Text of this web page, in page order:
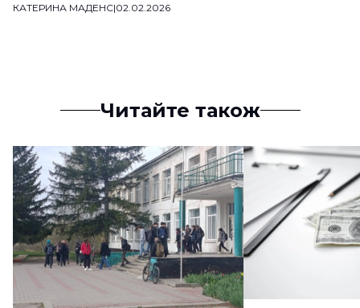
КАТЕРИНА МАДЕНС|02.02.2026
Читайте також